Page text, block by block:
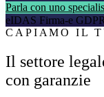
Parla con uno
eIDAS Firma-e GDPR
CAPIAMO IL
Il settore
con garanzie